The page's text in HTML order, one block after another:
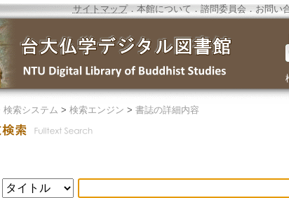
サイトマップ．本館について ． 諮問委員会． お問い
検索システム > 検索エンジン > 書誌の詳細内容